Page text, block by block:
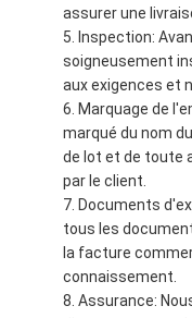
assurer une
Inspection:
soigneusement
aux exigences et
Marquage de
marqué du nom
de lot et de toute
par le client.
Documents
tous les
la facture
connaissement.
Assurance: